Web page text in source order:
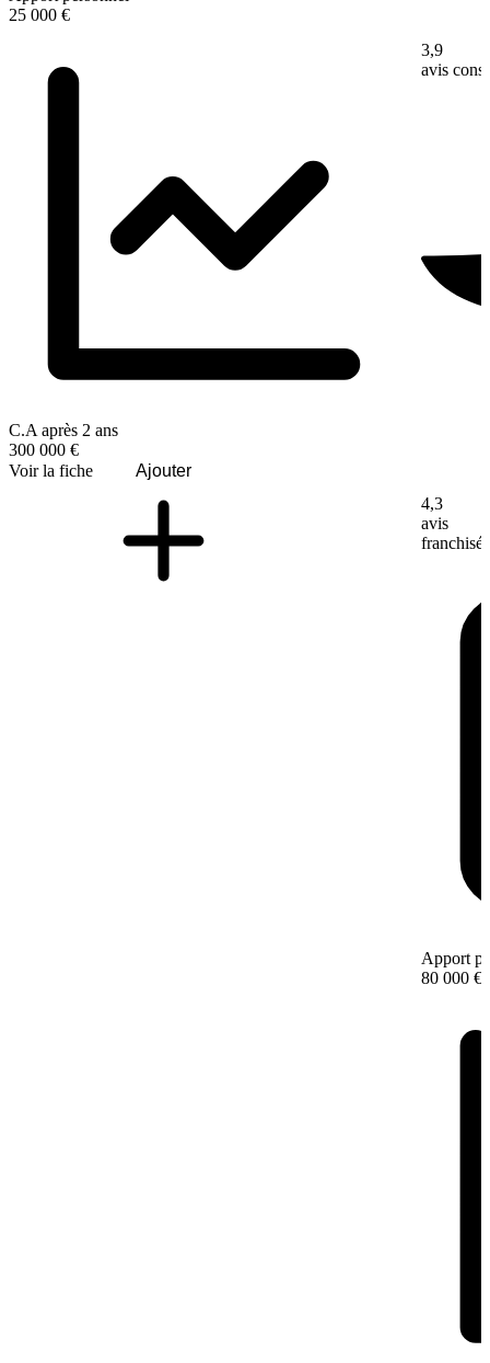
25 000 €
C.A après 2 ans
300 000 €
Voir la fiche
Ajouter
3,9
avis
4,3
avis
franchisé
Apport
80 000 €